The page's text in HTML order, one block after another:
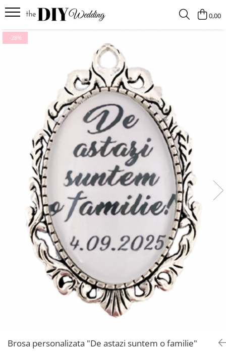
Produse
Pentru barbati
0,00
Brosa personalizata "De astazi suntem o familie"
-28%